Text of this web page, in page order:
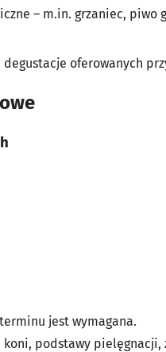
– m.in. grzaniec, piwo
oferowanych
jest wymagana.
koni, podstawy